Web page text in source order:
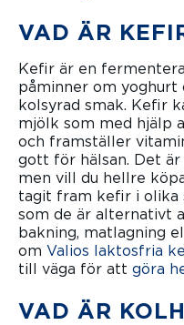
VAD ÄR
Kefir är en
påminner om yoghurt
kolsyrad smak. Kefir
mjölk som med hjälp
och framställer
gott för hälsan. Det
men vill du hellre
tagit fram kefir i olika
som de är alternativt
bakning, matlagning
om Valios laktosfria
till väga för att göra
VAD ÄR